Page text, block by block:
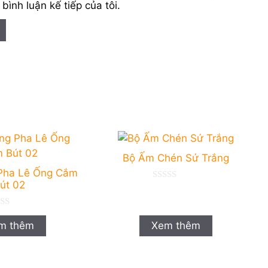
luận kế tiếp của tôi.
Lê Ống Cắm
02
thêm
Bộ Ấm Chén Sứ Trắng
à
i
5
Xem thêm